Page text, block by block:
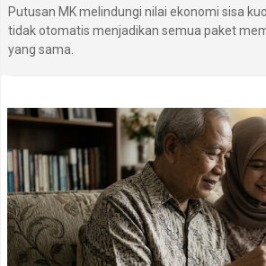
Putusan MK melindungi nilai ekonomi sisa
tidak otomatis menjadikan semua paket
yang sama.